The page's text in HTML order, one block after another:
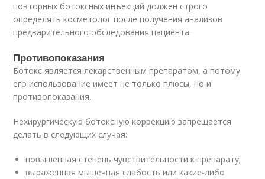
повторных ботоксных инъекций должен строго
определять косметолог после получения анализов
предварительного обследования пациента.
Противопоказания
Ботокс является лекарственным препаратом, а потому
его использование имеет не только плюсы, но и
противопоказания.
Нехирургическую ботоксную коррекцию запрещается
делать в следующих случая:
повышенная степень чувствительности к препарату;
выраженная мышечная слабость или какие-либо